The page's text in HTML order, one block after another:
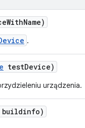
WithName)
.
testDevice)
urządzenia.
buildinfo)